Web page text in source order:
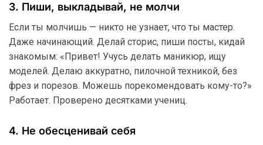
3. Пиши, выкладывай, не молчи
Если ты молчишь — никто не узнает, что ты мастер.
Даже начинающий. Делай сторис, пиши посты, кидай
знакомым: «Привет! Учусь делать маникюр, ищу
моделей. Делаю аккуратно, пилочной техникой, без
фрез и порезов. Можешь порекомендовать кому-то?»
Работает. Проверено десятками учениц.
4. Не обесценивай себя